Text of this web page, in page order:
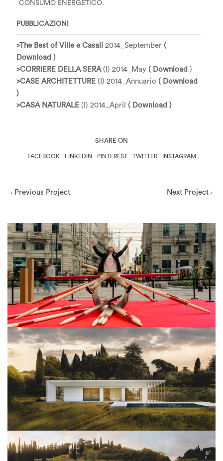
CONSUMO ENERGETICO.
PUBBLICAZIONI
>The Best of Ville e Casali 2014_September (
Download )
>CORRIERE DELLA SERA(I) 2014_May ( Download )
>CASE ARCHITETTURE (I) 2014_Annuario ( Download
)
>CASA NATURALE (I) 2014_April ( Download )
SHARE ON
FACEBOOK LINKEDIN PINTEREST TWITTER INSTAGRAM
Milano Design Week 2026
View Project
Architettura
View Project
Architettura
< Previous Project Next Project >